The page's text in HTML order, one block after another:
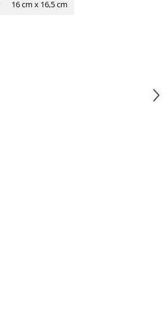
16 cm x 16,5 cm